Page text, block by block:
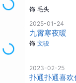
饰 毛头
2025-01-24
九霄寒夜暖
饰 文骏
2023-02-25
扑通扑通喜欢